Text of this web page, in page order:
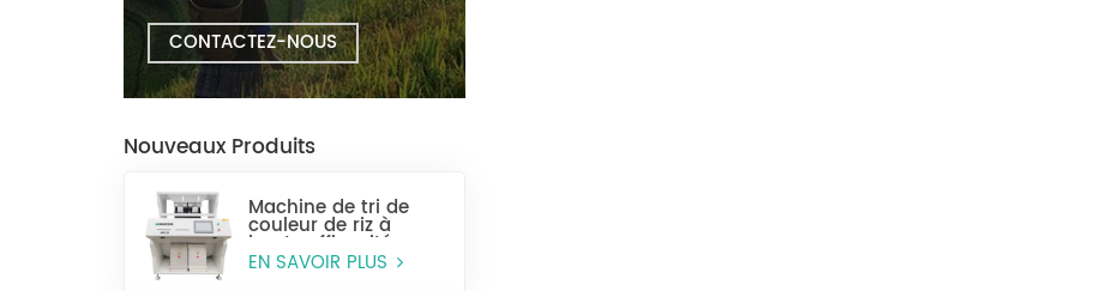
CONTACTEZ-NOUS
Nouveaux Produits
Machine de tri de
couleur de riz à
haute efficacité
MR128
EN SAVOIR PLUS